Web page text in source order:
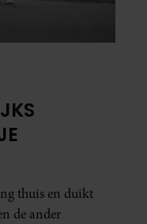
thuis en duikt
de ander